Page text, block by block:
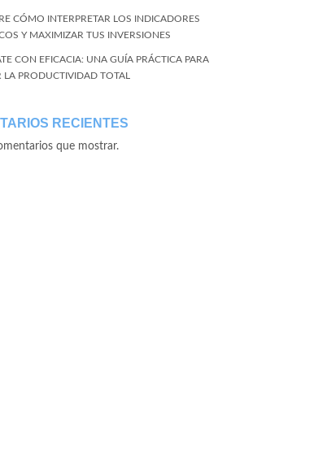
CÓMO INTERPRETAR LOS INDICADORES
Y MAXIMIZAR TUS INVERSIONES
CON EFICACIA: UNA GUÍA PRÁCTICA PARA
LA PRODUCTIVIDAD TOTAL
RECIENTES
que mostrar.